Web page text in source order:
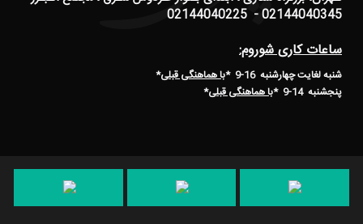
02144040345 - 02144040225
ساعات کاری شوروم:
شنبه لغایت چهارشنبه 16-9 * با هماهنگی قبلی*
پنجشنبه 14-9
*با هماهنگی قبلی*